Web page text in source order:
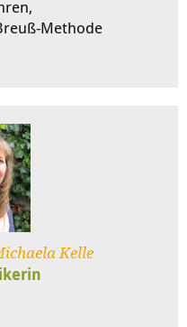
Methode
Kelle